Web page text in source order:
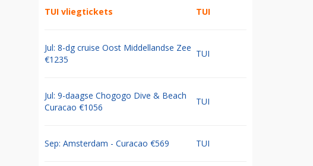
TUI vliegtickets TUI
Jul: 8-dg cruise Oost Middellandse Zee
€1235
TUI
Jul: 9-daagse Chogogo Dive & Beach
Curacao €1056
TUI
Sep: Amsterdam - Curacao €569 TUI